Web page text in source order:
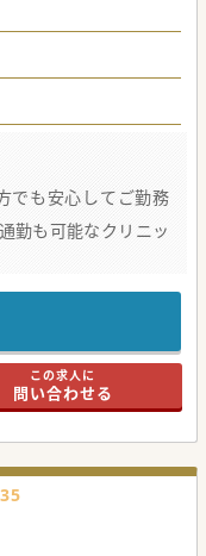
でも安心してご勤務
勤も可能なクリニッ
総合診療」を掲げる
この求人に
問い合わせる